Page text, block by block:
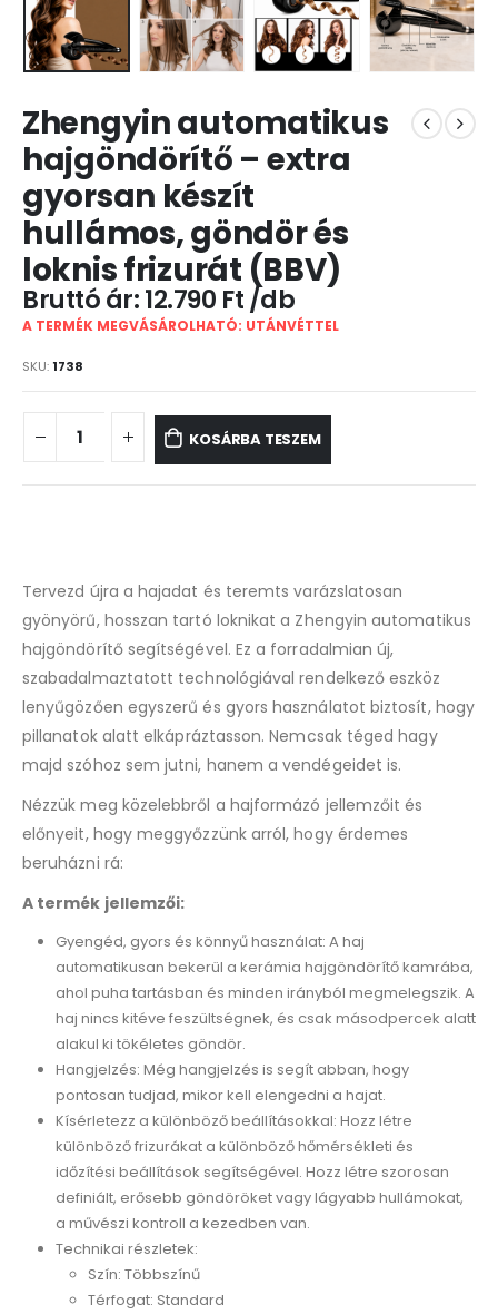
Zhengyin automatikus
hajgöndörítő – extra
gyorsan készít
hullámos, göndör és
loknis frizurát (BBV)
12.790 Ft
A TERMÉK MEGVÁSÁROLHATÓ: UTÁNVÉTTEL
SKU:1738
KOSÁRBA TESZEM
Tervezd újra a hajadat és teremts varázslatosan
gyönyörű, hosszan tartó loknikat a Zhengyin automatikus
hajgöndörítő segítségével. Ez a forradalmian új,
szabadalmaztatott technológiával rendelkező eszköz
lenyűgözően egyszerű és gyors használatot biztosít, hogy
pillanatok alatt elkápráztasson. Nemcsak téged hagy
majd szóhoz sem jutni, hanem a vendégeidet is.
Nézzük meg közelebbről a hajformázó jellemzőit és
előnyeit, hogy meggyőzzünk arról, hogy érdemes
beruházni rá:
A termék jellemzői:
Gyengéd, gyors és könnyű használat: A haj
automatikusan bekerül a kerámia hajgöndörítő kamrába,
ahol puha tartásban és minden irányból megmelegszik. A
haj nincs kitéve feszültségnek, és csak másodpercek alatt
alakul ki tökéletes göndör.
Hangjelzés: Még hangjelzés is segít abban, hogy
pontosan tudjad, mikor kell elengedni a hajat.
Kísérletezz a különböző beállításokkal: Hozz létre
különböző frizurákat a különböző hőmérsékleti és
időzítési beállítások segítségével. Hozz létre szorosan
definiált, erősebb göndöröket vagy lágyabb hullámokat,
a művészi kontroll a kezedben van.
Technikai részletek:
Szín: Többszínű
Térfogat: Standard